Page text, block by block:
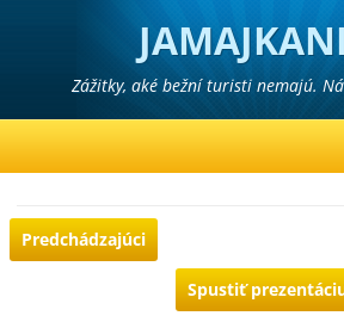
Zážitky, aké bežní turisti nemajú.
Predchádzajúci
Spustiť